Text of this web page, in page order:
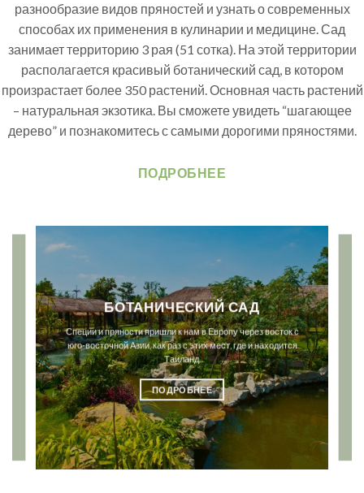
разнообразие видов пряностей и узнать о современных
способах их применения в кулинарии и медицине. Сад
занимает территорию 3 рая (51 сотка). На этой территории
располагается красивый ботанический сад, в котором
произрастает более 350 растений. Основная часть растений
– натуральная экзотика. Вы сможете увидеть “шагающее
дерево” и познакомитесь с самыми дорогими пряностями.
ПОДРОБНЕЕ
БОТАНИЧЕСКИЙ САД
Специи и пряности пришли к нам в Европу через восток с
юго-восточной Азии, как раз с этих мест, где и находится
Таиланд.
ПОДРОБНЕЕ